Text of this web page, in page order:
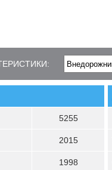
5255
2015
1998